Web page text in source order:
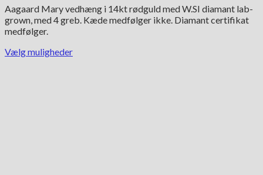
til
15,995.00 kr.
Aagaard Mary vedhæng i 14kt rødguld med W.SI diamant lab-
grown, med 4 greb. Kæde medfølger ikke. Diamant certifikat
medfølger.
Vælg muligheder